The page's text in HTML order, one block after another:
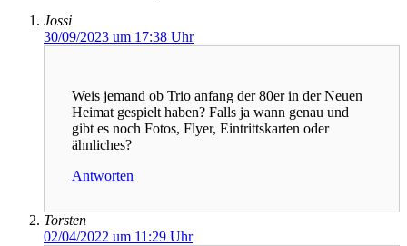
Jossi
30/09/2023 um 17:38 Uhr
Weis jemand ob Trio anfang der 80er in der Neuen
Heimat gespielt haben? Falls ja wann genau und
gibt es noch Fotos, Flyer, Eintrittskarten oder
ähnliches?
Antworten
Torsten
02/04/2022 um 11:29 Uhr